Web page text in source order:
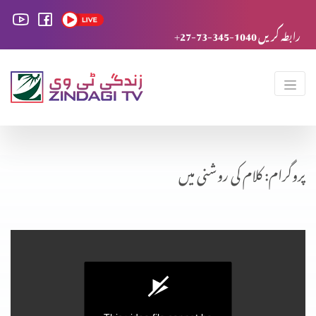
+27-73-345-1040 رابطہ کریں
پروگرام: کلام کی روشنی میں